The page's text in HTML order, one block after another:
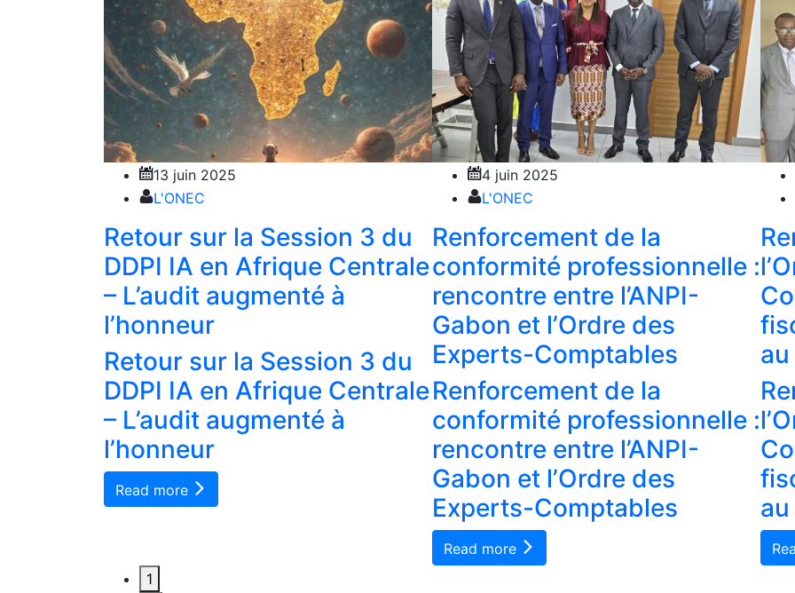
13 juin 2025
L'ONEC
Retour sur la Session 3 du
DDPI IA en Afrique Centrale
– L’audit augmenté à
l’honneur
Retour sur la Session 3 du
DDPI IA en Afrique Centrale
– L’audit augmenté à
l’honneur
Read more
4 juin 2025
L'ONEC
Renforcement de la
conformité professionnelle :
rencontre entre l’ANPI-
Gabon et l’Ordre des
Experts-Comptables
Renforcement de la
conformité professionnelle :
rencontre entre l’ANPI-
Gabon et l’Ordre des
Experts-Comptables
Read more
1